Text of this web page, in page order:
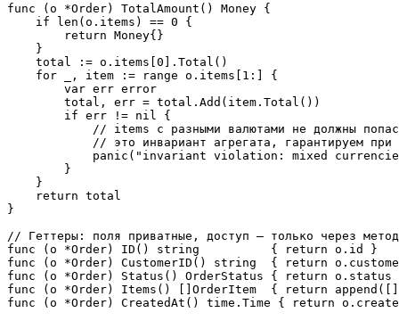
func (o *Order) TotalAmount() Money {
    if len(o.items) == 0 {
        return Money{}
    }
    total := o.items[0].Total()
    for _, item := range o.items[1:] {
        var err error
        total, err = total.Add(item.Total())
        if err != nil {
// items с разными валютами не должны
// это инвариант агрегата, гарантируем при
panic("invariant violation: mixed
        }
    }
    return total
}
// Геттеры: поля приватные, доступ — только через
func (o *Order) ID() string          { return o.id }
func (o *Order) CustomerID() string  { return
func (o *Order) Status() OrderStatus { return o.status
func (o *Order) Items() []OrderItem  { return
func (o *Order) CreatedAt() time.Time { return